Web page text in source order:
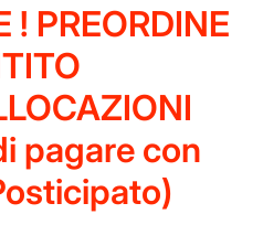
! PREORDINE
pagare con